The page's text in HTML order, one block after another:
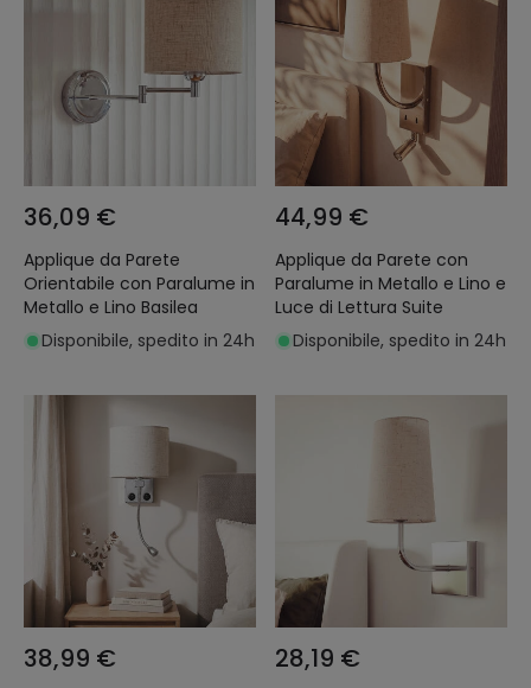
36,09 €
Applique da Parete
Orientabile con Paralume in
Metallo e Lino Basilea
Disponibile, spedito in 24h
44,99 €
Applique da Parete con
Paralume in Metallo e Lino e
Luce di Lettura Suite
Disponibile, spedito in 24h
38,99 € 28,19 €